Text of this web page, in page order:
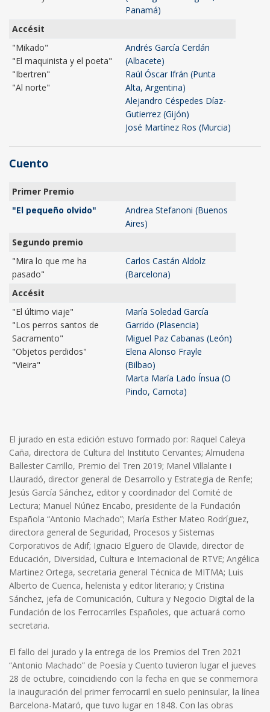
Panamá)
Accésit
"Mikado"
"El maquinista y el poeta"
"Ibertren"
"Al norte"
Andrés García Cerdán
(Albacete)
Raúl Óscar Ifrán (Punta
Alta, Argentina)
Alejandro Céspedes Díaz-
Gutierrez (Gijón)
José Martínez Ros (Murcia)
Cuento
Primer Premio
"El pequeño olvido"
Andrea Stefanoni (Buenos
Aires)
Segundo premio
"Mira lo que me ha
pasado"
Carlos Castán Aldolz
(Barcelona)
Accésit
"El último viaje"
"Los perros santos de
Sacramento"
"Objetos perdidos"
"Vieira"
María Soledad García
Garrido (Plasencia)
Miguel Paz Cabanas (León)
Elena Alonso Frayle
(Bilbao)
Marta María Lado Ínsua (O
Pindo, Carnota)
El jurado en esta edición estuvo formado por: Raquel Caleya
Caña, directora de Cultura del Instituto Cervantes; Almudena
Ballester Carrillo, Premio del Tren 2019; Manel Villalante i
Llauradó, director general de Desarrollo y Estrategia de Renfe;
Jesús García Sánchez, editor y coordinador del Comité de
Lectura; Manuel Núñez Encabo, presidente de la Fundación
Española “Antonio Machado”; María Esther Mateo Rodríguez,
directora general de Seguridad, Procesos y Sistemas
Corporativos de Adif; Ignacio Elguero de Olavide, director de
Educación, Diversidad, Cultura e Internacional de RTVE; Angélica
Martinez Ortega, secretaria general Técnica de MITMA; Luis
Alberto de Cuenca, helenista y editor literario; y Cristina
Sánchez, jefa de Comunicación, Cultura y Negocio Digital de la
Fundación de los Ferrocarriles Españoles, que actuará como
secretaria.
El fallo del jurado y la entrega de los Premios del Tren 2021
“Antonio Machado” de Poesía y Cuento tuvieron lugar el jueves
28 de octubre, coincidiendo con la fecha en que se conmemora
la inauguración del primer ferrocarril en suelo peninsular, la línea
Barcelona-Mataró, que tuvo lugar en 1848. Con las obras